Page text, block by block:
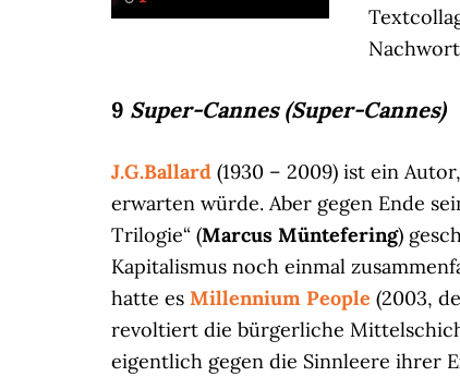
9 Super-Cannes (Super-Cannes)
J.G.Ballard (1930 – 2009) ist ein
erwarten würde. Aber gegen Ende
Trilogie“ (Marcus Müntefering)
Kapitalismus noch einmal
hatte es Millennium People (2003,
revoltiert die bürgerliche
eigentlich gegen die Sinnleere ihrer